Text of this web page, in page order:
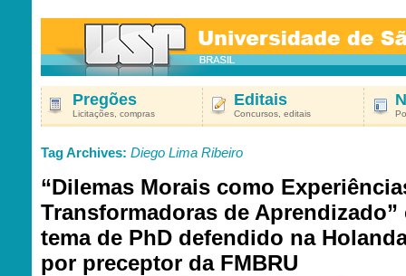
Pregões
Licitações, compras
Editais
Concursos, editais
Tag Archives: Diego Lima Ribeiro
“Dilemas Morais como
Transformadoras de Aprendizado”
tema de PhD defendido na
por preceptor da FMBRU